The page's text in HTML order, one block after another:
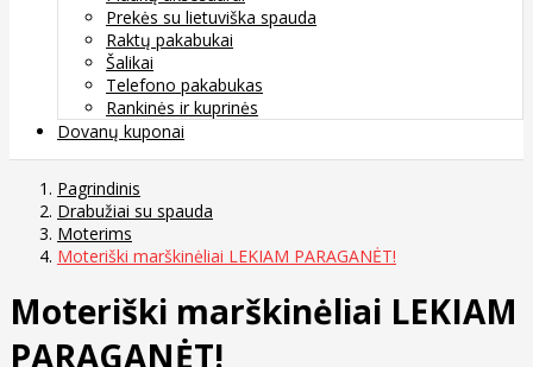
Prekės su lietuviška spauda
Raktų pakabukai
Šalikai
Telefono pakabukas
Rankinės ir kuprinės
Dovanų kuponai
Pagrindinis
Drabužiai su spauda
Moterims
Moteriški marškinėliai LEKIAM PARAGANĖT!
Moteriški marškinėliai LEKIAM
PARAGANĖT!